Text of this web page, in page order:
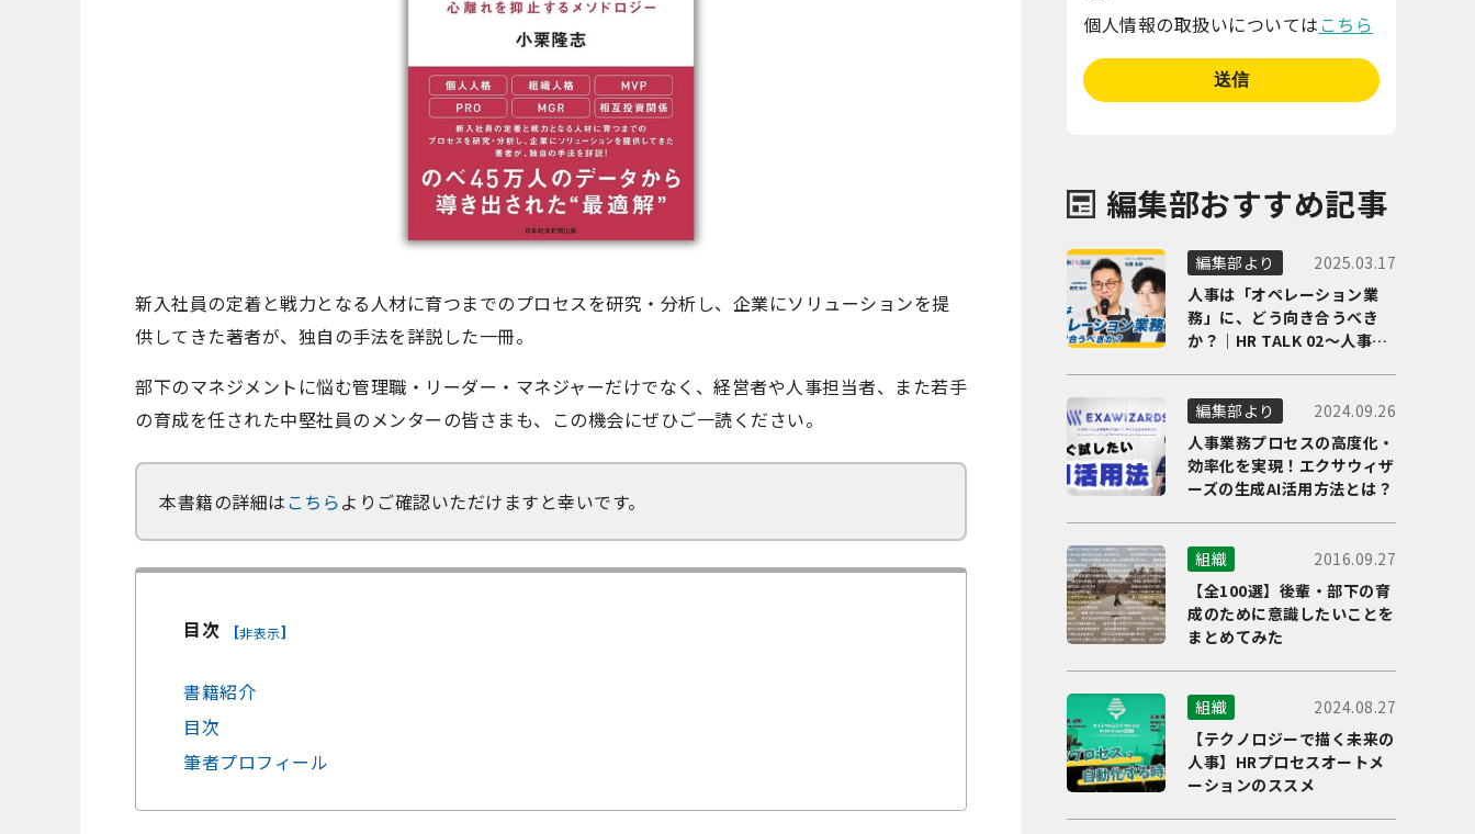
新入社員の定着と戦力となる人材に育つまでのプロセスを研究・分析し、企業にソリューションを提
供してきた著者が、独自の手法を詳説した一冊。
部下のマネジメントに悩む管理職・リーダー・マネジャーだけでなく、経営者や人事担当者、また若手
の育成を任された中堅社員のメンターの皆さまも、この機会にぜひご一読ください。
本書籍の詳細はこちらよりご確認いただけますと幸いです。
目次 [非表示]
書籍紹介
目次
筆者プロフィール
個人情報の取扱いについては こちら
編集部おすすめ記事
編集部より
2025.03.17
人事は「オペレーション業
務」に、どう向き合うべき
か？｜HR TALK 02～人事DX
編集部より
2024.09.26
人事業務プロセスの高度化・
効率化を実現！エクサウィザ
ーズの生成AI活用方法とは？
組織
2016.09.27
【全100選】後輩・部下の育
成のために意識したいことを
まとめてみた
組織
2024.08.27
【テクノロジーで描く未来の
人事】HRプロセスオートメ
ーションのススメ